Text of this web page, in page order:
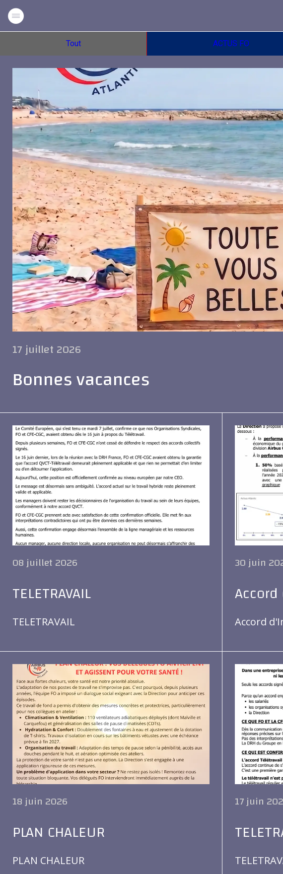
Tout ACTUS FO
17 juillet 2026
Bonnes vacances
08 juillet 2026
TELETRAVAIL
TELETRAVAIL
30 juin
Accord
18 juin 2026
PLAN CHALEUR
PLAN CHALEUR
17 juin